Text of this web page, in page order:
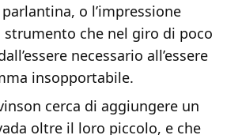
o l’impressione
strumento che nel giro di poco
necessario all’essere
insopportabile.
cerca di aggiungere un
oltre il loro piccolo, e che